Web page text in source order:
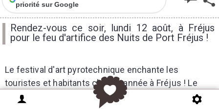
priorité sur Google
Rendez-vous ce soir, lundi 12 août, à Fréjus
pour le feu d'artifice des Nuits de Port Fréjus !
Le festival d'art pyrotechnique enchante les
touristes et habitants chaque année à Fréjus ! Le
premier feu d'artifice des Nuits de Port Fréjus a été